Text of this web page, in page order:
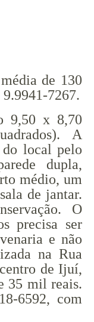
de 130
7267.
9,50 x 8,70
A
do local pelo
dupla,
médio, um
de jantar.
O
precisa ser
e não
na Rua
de Ijuí,
35 mil reais.
6592, com